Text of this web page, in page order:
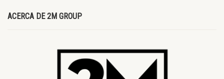
ACERCA DE 2M GROUP